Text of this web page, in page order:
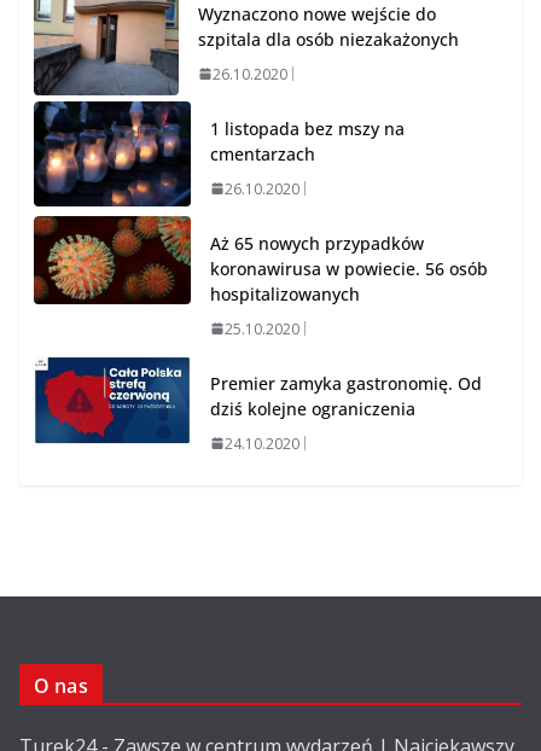
Wyznaczono nowe wejście do
szpitala dla osób niezakażonych
26.10.2020
1 listopada bez mszy na
cmentarzach
26.10.2020
Aż 65 nowych przypadków
koronawirusa w powiecie. 56 osób
hospitalizowanych
25.10.2020
Premier zamyka gastronomię. Od
dziś kolejne ograniczenia
24.10.2020
O nas